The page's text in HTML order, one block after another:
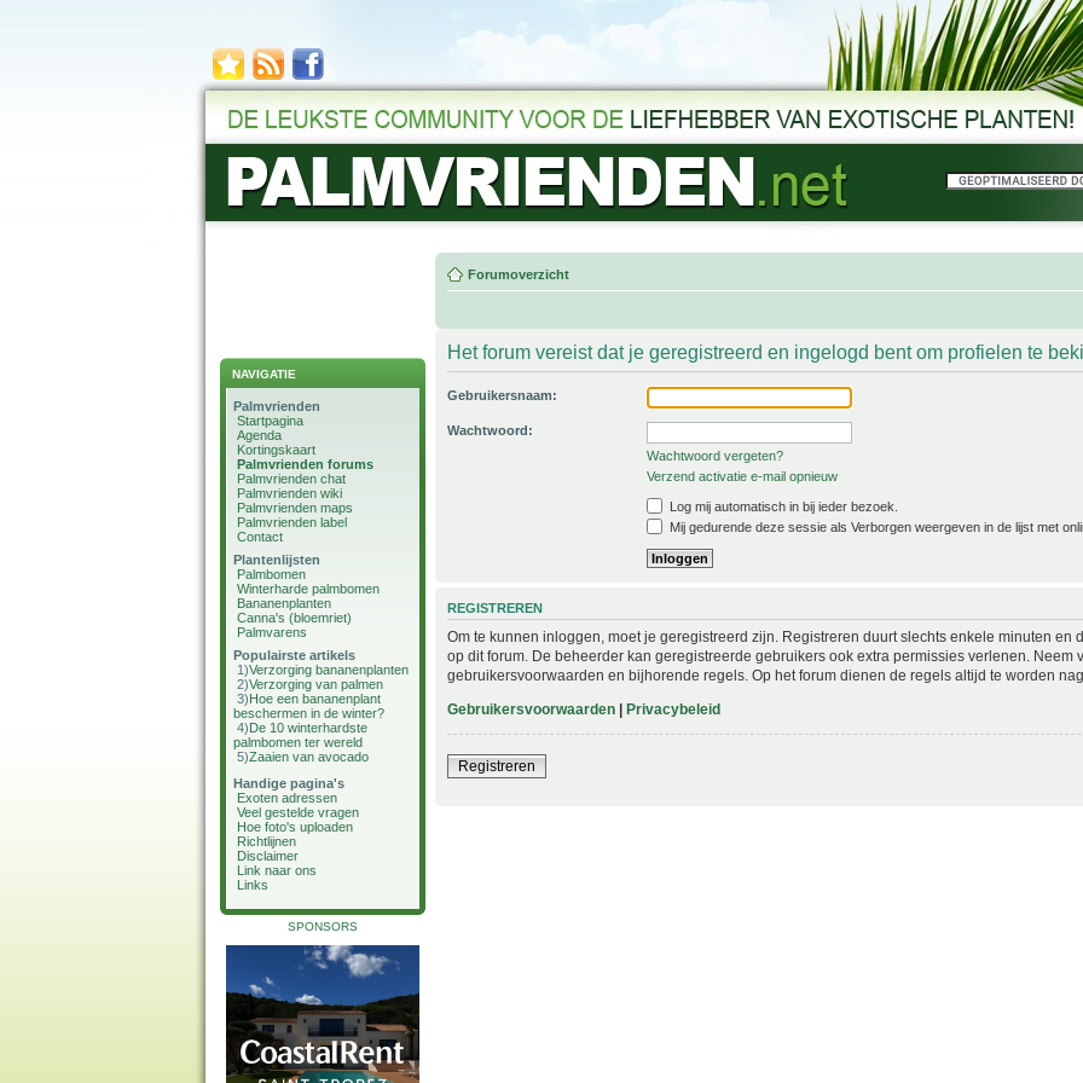
NAVIGATIE
Palmvrienden
Startpagina
Agenda
Kortingskaart
Palmvrienden forums
Palmvrienden chat
Palmvrienden wiki
Palmvrienden maps
Palmvrienden label
Contact
Plantenlijsten
Palmbomen
Winterharde palmbomen
Bananenplanten
Canna's (bloemriet)
Palmvarens
Populairste artikels
1)Verzorging bananenplanten
2)Verzorging van palmen
3)Hoe een bananenplant
beschermen in de winter?
4)De 10 winterhardste
palmbomen ter wereld
5)Zaaien van avocado
Handige pagina's
Exoten adressen
Veel gestelde vragen
Hoe foto's uploaden
Richtlijnen
Disclaimer
Link naar ons
Links
SPONSORS
Forumoverzicht
Het forum vereist dat je geregistreerd en ingelogd bent om profielen te
Gebruikersnaam:
Wachtwoord:
Wachtwoord vergeten?
Verzend activatie e-mail opnieuw
Log mij automatisch in bij ieder bezoek.
Mij gedurende deze sessie als Verborgen weergeven in de lijst met
REGISTREREN
Om te kunnen inloggen, moet je geregistreerd zijn. Registreren duurt slechts enkele minuten
op dit forum. De beheerder kan geregistreerde gebruikers ook extra permissies verlenen. Neem
gebruikersvoorwaarden en bijhorende regels. Op het forum dienen de regels altijd te worden
Gebruikersvoorwaarden | Privacybeleid
Registreren